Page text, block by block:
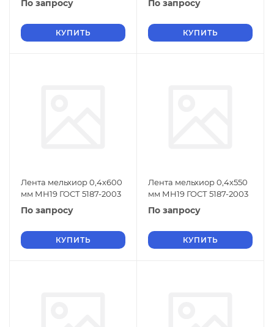
По запросу
КУПИТЬ
По запросу
КУПИТЬ
Лента мельхиор 0,4х600
мм МН19 ГОСТ 5187-2003
По запросу
КУПИТЬ
Лента мельхиор 0,4х550
мм МН19 ГОСТ 5187-2003
По запросу
КУПИТЬ